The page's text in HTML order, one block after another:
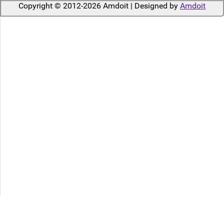
Copyright © 2012-2026 Amdoit | Designed by Amdoit